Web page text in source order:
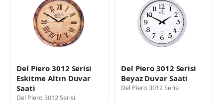
Del Piero 3012 Serisi
Eskitme Altın Duvar
Saati
Del Piero 3012 Serisi
Del Piero 3012 Serisi
Beyaz Duvar Saati
Del Piero 3012 Serisi